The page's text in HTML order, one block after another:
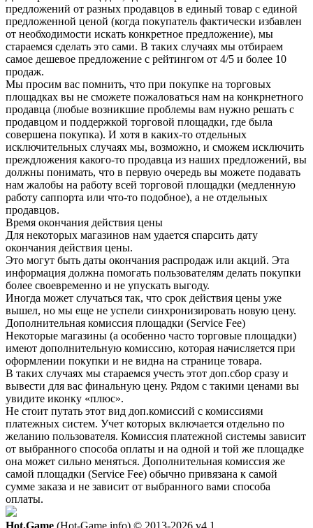
предложений от разных продавцов в единый товар с единой
предложенной ценой (когда покупатель фактически избавлен
от необходимости искать конкретное предложение), мы
стараемся сделать это сами. В таких случаях мы отбираем
самое дешевое предложение с рейтингом от 4/5 и более 10
продаж.
Мы просим вас помнить, что при покупке на торговых
площадках вы не сможете пожаловаться нам на конкрнетного
продавца (любые возникшие проблемы вам нужно решать с
продавцом и поддержкой торговой площадки, где была
совершена покупка). И хотя в каких-то отдельных
исключительных случаях мы, возможно, и сможем исключить
преждложения какого-то продавца из наших предложений, вы
должны понимать, что в первую очередь вы можете подавать
нам жалобы на работу всей торговой площадки (медленную
работу саппорта или что-то подобное), а не отдельных
продавцов.
Время окончания действия цены
Для некоторых магазинов нам удается спарсить дату
окончания действия цены.
Это могут быть даты окончания распродаж или акций. Эта
информация должна помогать пользователям делать покупки
более своевременно и не упускать выгоду.
Иногда может случаться так, что срок действия цены уже
вышел, но мы еще не успели синхронизировать новую цену.
Дополнительная комиссия площадки (Service Fee)
Некоторые магазины (а особенно часто торговые площадки)
имеют дополнительную комиссию, которая начисляется при
оформлении покупки и не видна на странице товара.
В таких случаях мы стараемся учесть этот доп.сбор сразу и
вывести для вас финальную цену. Рядом с такими ценами вы
увидите иконку «плюс».
Не стоит путать этот вид доп.комиссий с комиссиями
платежных систем. Учет которых включается отдельно по
желанию пользователя. Комиссия платежной системы зависит
от выбранного способа оплаты и на одной и той же площадке
она может сильно меняться. Дополнительная комиссия же
самой площадки (Service Fee) обычно привязана к самой
сумме заказа и не зависит от выбранного вами способа
оплаты.
Hot.Game (Hot-Game.info) © 2013-2026 v4.1